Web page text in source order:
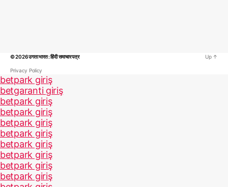
© 2026उगता भारत : हिंदी समाचार पत्र
Privacy Policy
Up ↑
betpark giriş
betgaranti giriş
betpark giriş
betpark giriş
betpark giriş
betpark giriş
betpark giriş
betpark giriş
betpark giriş
betpark giriş